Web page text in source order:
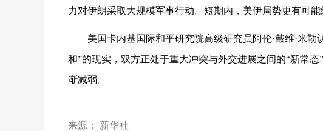
力对伊朗采取大规模军事行动。短期内，美伊局势更有可
美国卡内基国际和平研究院高级研究员阿伦·戴维·米
和”的现实，双方正处于重大冲突与外交进展之间的“新常
渐减弱。
来源： 新华社